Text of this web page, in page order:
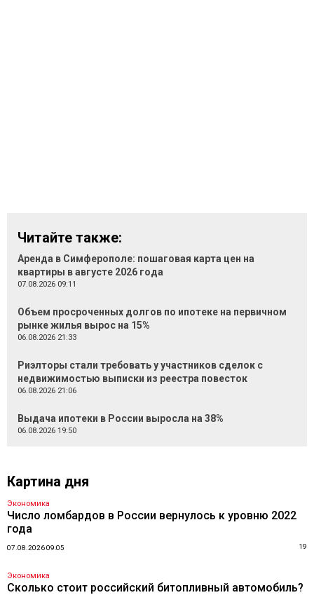
Читайте также:
Аренда в Симферополе: пошаговая карта цен на
квартиры в августе 2026 года
07.08.2026 09:11
Объем просроченных долгов по ипотеке на первичном
рынке жилья вырос на 15%
06.08.2026 21:33
Риэлторы стали требовать у участников сделок с
недвижимостью выписки из реестра повесток
06.08.2026 21:06
Выдача ипотеки в России выросла на 38%
06.08.2026 19:50
Картина дня
Экономика
Число ломбардов в России вернулось к уровню 2022
года
07.08.2026 09:05 19
Экономика
Сколько стоит российский битопливный автомобиль?